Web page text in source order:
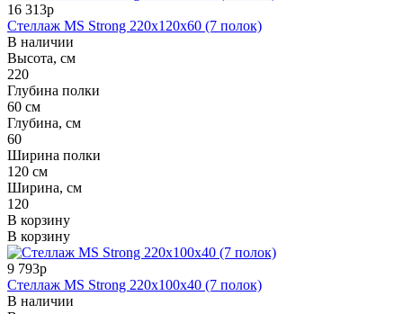
16 313р
Стеллаж MS Strong 220x120x60 (7 полок)
В наличии
Высота, см
220
Глубина полки
60 см
Глубина, см
60
Ширина полки
120 см
Ширина, см
120
В корзину
В корзину
9 793р
Стеллаж MS Strong 220x100x40 (7 полок)
В наличии